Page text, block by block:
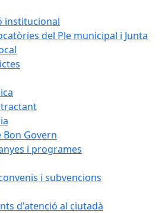
institucional
del Ple municipal i Junta
Bon Govern
i programes
i subvencions
d'atenció al ciutadà